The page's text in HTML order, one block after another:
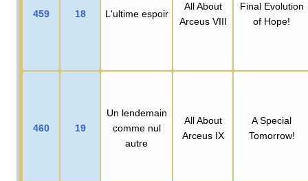
459 18 L'ultime espoir
All About
Arceus VIII
Final Evolution
of Hope!
460 19
Un lendemain
comme nul
autre
All About
Arceus IX
A Special
Tomorrow!